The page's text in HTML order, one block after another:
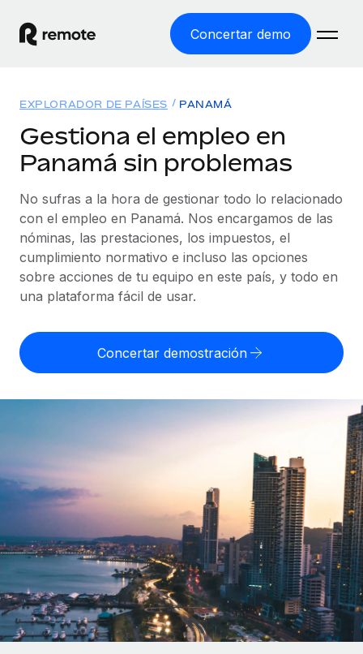
Concertar demo
EMPLEO GLOBAL
Nómina global
Gestiona las nóminas de forma sencilla y conforme a la
legalidad.
Employer of Record
Expándete en todo el mundo sin gastar en entidades.
cumpliendo la normativa.
INFRAESTRUCTURA
Conexión Remote
Integra los RR. HH. en tus flujos de trabajo sin
complicaciones.
Plataforma
Funciones esenciales de RR. HH. integradas para tu
Soluciones
COBERTURA MUNDIAL
Explorador de países
Consulta el soporte del empleo global según el país.
Explorador estatal de EE. UU.
Simplifica la contratación en todos los estados de EE.
Comparador de Remote
Compáranos con otras empresas.
Startups
Soluciones ágiles de RR. HH. globales y nóminas para
empresas en crecimiento.
Amplía tu equipo con soluciones de RR. HH.
personalizadas.
Empresa
RR. HH. globales para grandes empresas.
Recursos
HERRAMIENTAS Y CALCULADORAS
Calculadora del riesgo de clasificación errónea
Consulta el riesgo de clasificación errónea por país.
cualquier país.
APRENDIZAJE CON REMOTE
Guías y recursos
Casos prácticos
Glosario de RR. HH.
Listas de verificación y plantillas
Biblioteca de descripciones de puestos
Precios
English
Nederlands
Deutsch
Español
Italiano
Português (Portugal)
日本語
EXPLORADOR DE PAÍSES PANAMÁ
Gestiona el empleo en
Panamá sin problemas
No sufras a la hora de gestionar todo lo relacionado
con el empleo en Panamá. Nos encargamos de las
nóminas, las prestaciones, los impuestos, el
cumplimiento normativo e incluso las opciones
sobre acciones de tu equipo en este país, y todo en
una plataforma fácil de usar.
Concertar demostración